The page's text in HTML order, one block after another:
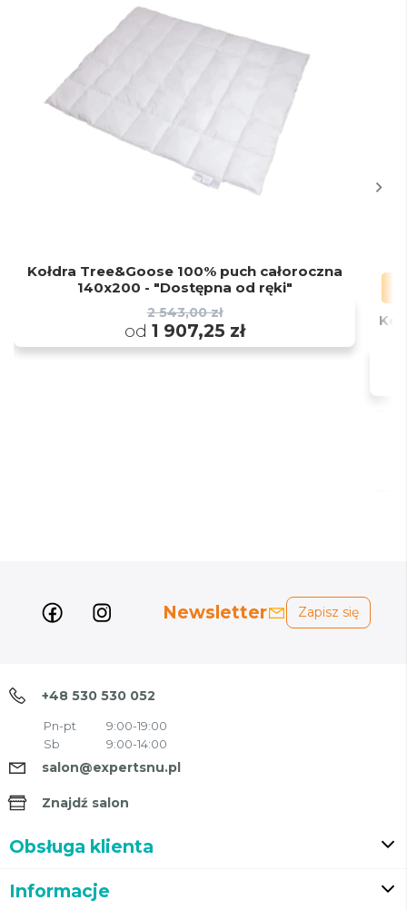
Kołdra Tree&Goose 100% puch całoroczna
140x200 - "Dostępna od ręki"
2 543,00 zł
od 1 907,25 zł
Newsletter Zapisz się
+48 530 530 052
Pn-pt
9:00-19:00
Sb
9:00-14:00
salon@expertsnu.pl
Znajdź salon
Obsługa klienta
Informacje